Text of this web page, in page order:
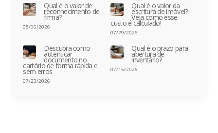
Qual é o valor de
reconhecimento de
firma?
08/06/2026
Qual é o valor da
escritura de imóvel?
Veja como esse
custo é calculado!
07/29/2026
Descubra como
autenticar
documento no
cartório de forma rápida e
sem erros
07/23/2026
Qual é o prazo para
abertura de
inventário?
07/15/2026